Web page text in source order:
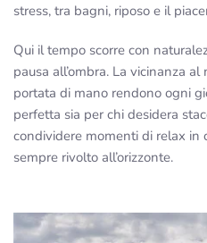
stress, tra bagni, riposo e il
Qui il tempo scorre con
pausa all’ombra. La vicinanza
portata di mano rendono ogni
perfetta sia per chi desidera
condividere momenti di relax in
sempre rivolto all’orizzonte.